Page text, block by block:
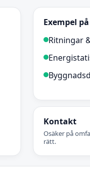
Exempel
Ritningar
Kontakt
Osäker på
rätt.